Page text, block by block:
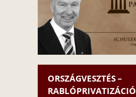
ORSZÁGVESZTÉS –
RABLÓPRIVATIZÁCIÓ